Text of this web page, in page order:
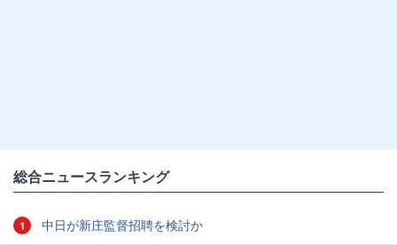
総合ニュースランキング
1 中日が新庄監督招聘を検討か